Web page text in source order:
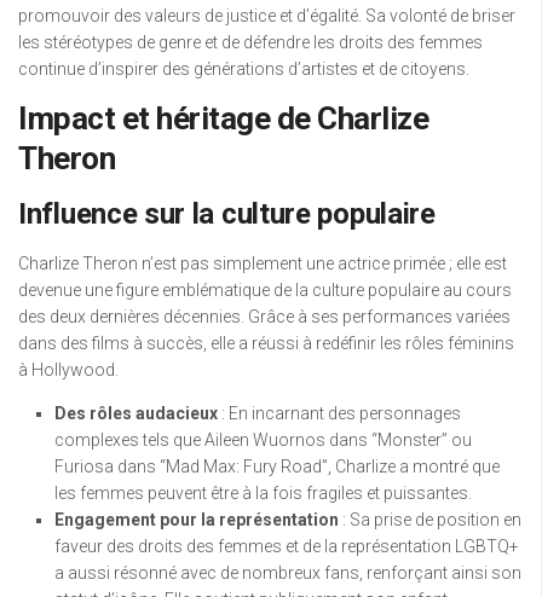
promouvoir des valeurs de justice et d’égalité. Sa volonté de briser
les stéréotypes de genre et de défendre les droits des femmes
continue d’inspirer des générations d’artistes et de citoyens.
Impact et héritage de Charlize
Theron
Influence sur la culture populaire
Charlize Theron n’est pas simplement une actrice primée ; elle est
devenue une figure emblématique de la culture populaire au cours
des deux dernières décennies. Grâce à ses performances variées
dans des films à succès, elle a réussi à redéfinir les rôles féminins
à Hollywood.
Des rôles audacieux : En incarnant des personnages
complexes tels que Aileen Wuornos dans “Monster” ou
Furiosa dans “Mad Max: Fury Road”, Charlize a montré que
les femmes peuvent être à la fois fragiles et puissantes.
Engagement pour la représentation : Sa prise de position en
faveur des droits des femmes et de la représentation LGBTQ+
a aussi résonné avec de nombreux fans, renforçant ainsi son